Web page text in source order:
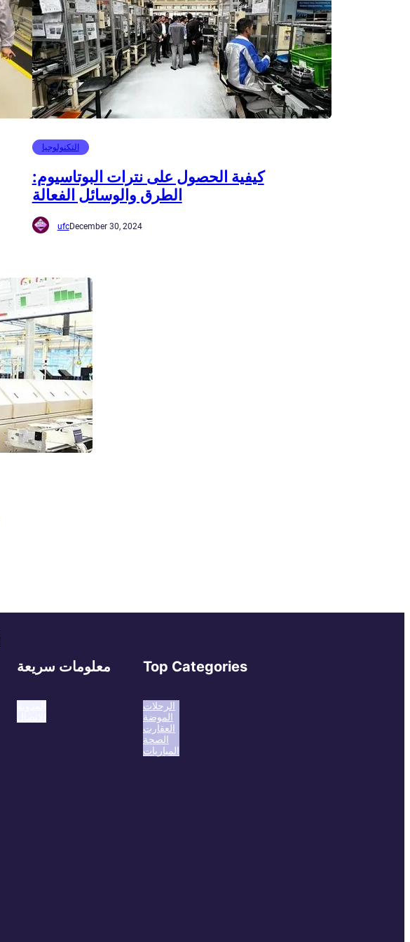
التكنولوجيا
كيفية الحصول على نترات البوتاسيوم:
الطرق والوسائل الفعالة
ufcDecember 30, 2024
معلومات سريعة Top Categories
الرحلات
الموضة
العقارت
الصحة
المباريات